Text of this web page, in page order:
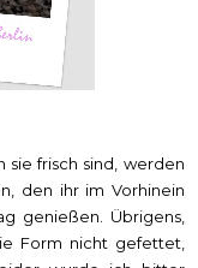
sie frisch sind, werden
den ihr im Vorhinein
genießen. Übrigens,
Form nicht gefettet,